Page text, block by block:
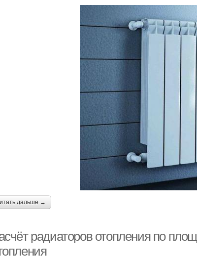
дальше →
радиаторов отопления по